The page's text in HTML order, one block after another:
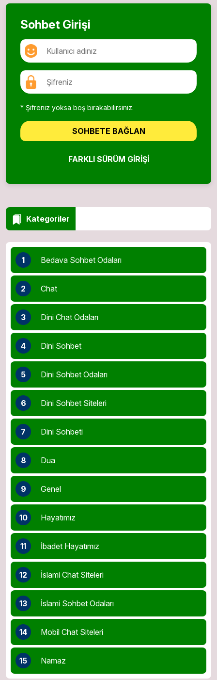
Sohbet Girişi
* Şifreniz yoksa boş bırakabilirsiniz.
SOHBETE BAĞLAN
FARKLI SÜRÜM GIRIŞI
Kategoriler
1 Bedava Sohbet Odaları
2 Chat
3 Dini Chat Odaları
4 Dini Sohbet
5 Dini Sohbet Odaları
6 Dini Sohbet Siteleri
7 Dini Sohbeti
8 Dua
9 Genel
10 Hayatımız
11 İbadet Hayatımız
12 İslami Chat Siteleri
13 İslami Sohbet Odaları
14 Mobil Chat Siteleri
15 Namaz